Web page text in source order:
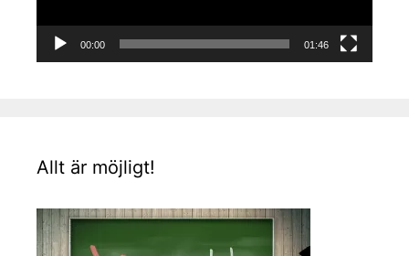
00:00 01:46
Allt är möjligt!